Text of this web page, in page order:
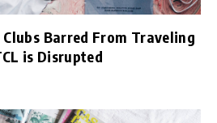
Barred From Traveling
is Disrupted